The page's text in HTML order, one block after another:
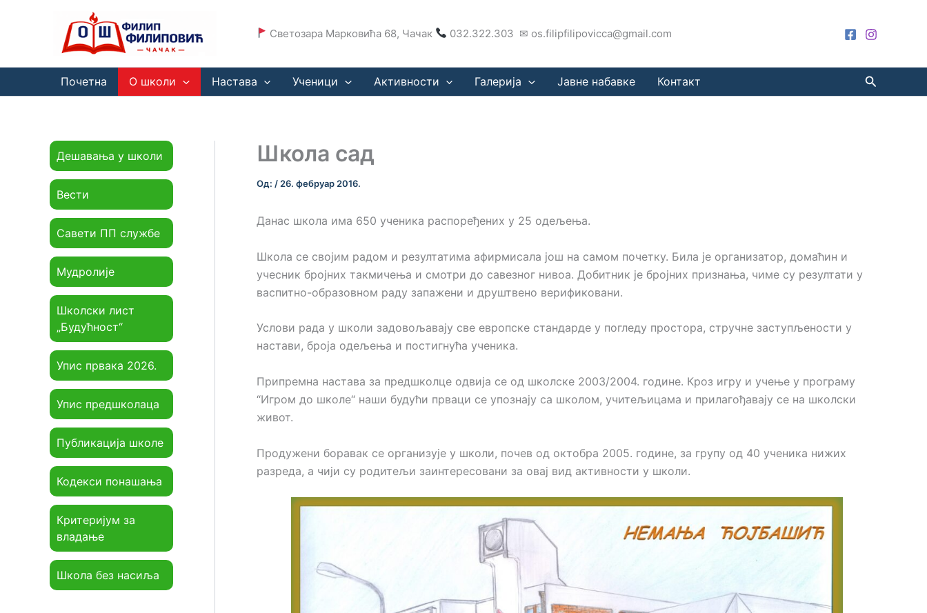
Светозара Марковића 68, Чачак 032.322.303 ✉ os.filipfilipovicca@gmail.com
Почетна О школи Настава Ученици Активности Галерија Јавне набавке Контакт Претрага
Дешавања у школи
Вести
Савети ПП службе
Мудролије
Школски лист
„Будућност“
Упис првака 2026.
Упис предшколаца
Публикација школе
Кодекси понашања
Критеријум за
владање
Школа без насиља
Школа сад
Од: / 26. фебруар 2016.
Данас школа има 650 ученика распоређених у 25 одељења.
Школа се својим радом и резултатима афирмисала још на самом почетку. Била је организатор, домаћин и
учесник бројних такмичења и смотри до савезног нивоа. Добитник је бројних признања, чиме су резултати у
васпитно-образовном раду запажени и друштвено верификовани.
Услови рада у школи задовољавају све европске стандарде у погледу простора, стручне заступљености у
настави, броја одељења и постигнућа ученика.
Припремна настава за предшколце одвија се од школске 2003/2004. године. Кроз игру и учење у програму
“Игром до школе“ наши будући прваци се упознају са школом, учитељицама и прилагођавају се на школски
живот.
Прoдужeни бoрaвaк сe oргaнизуje у шкoли, пoчeв oд oктoбрa 2005. гoдинe, зa групу oд 40 учeникa нижих
рaзрeдa, a чиjи су рoдитeљи зaинтeрeсoвaни зa oвaj вид aктивнoсти у шкoли.